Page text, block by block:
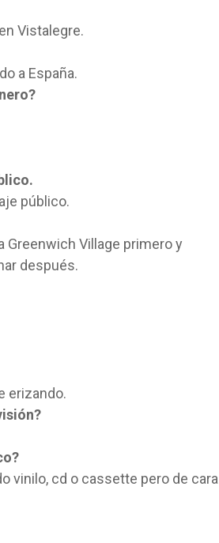
Vistalegre.
a España.
público.
Greenwich Village primero y
después.
erizando.
vinilo, cd o cassette pero de